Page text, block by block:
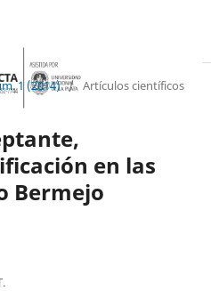
1 (2014) / Artículos científicos
en las
Bermejo